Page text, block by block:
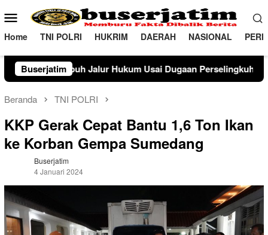
ke
konten
Menu
Mobile
Home TNI POLRI HUKRIM DAERAH NASIONAL
Buserjatim
Hukum Usai Dugaan Perselingkuhan Suami di Sulawesi
Beranda TNI POLRI
KKP Gerak Cepat Bantu 1,6 Ton Ikan
ke Korban Gempa Sumedang
Buserjatim
4 Januari 2024